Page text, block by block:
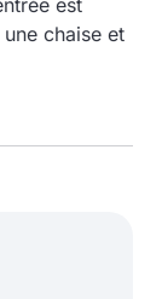
est
chaise et